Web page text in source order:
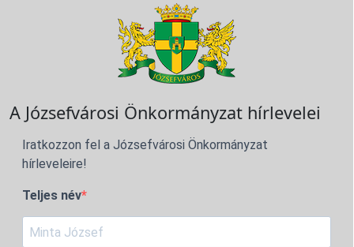
A Józsefvárosi Önkormányzat hírlevelei
Iratkozzon fel a Józsefvárosi Önkormányzat
hírleveleire!
Teljes név